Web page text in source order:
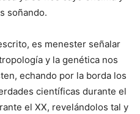
soñando.
es menester señalar
y la genética nos
echando por la borda los
científicas durante el
el XX, revelándolos tal y